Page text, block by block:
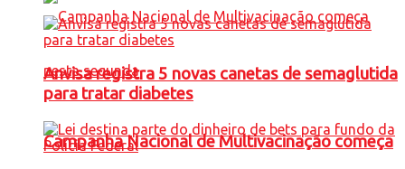
Campanha Nacional de Multivacinação começa
Anvisa registra 5 novas canetas de semaglutida
para tratar diabetes